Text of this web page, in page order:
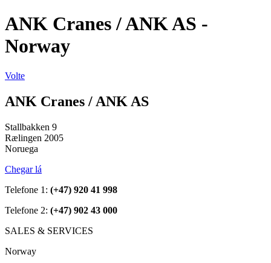
ANK Cranes / ANK AS -
Norway
Volte
ANK Cranes / ANK AS
Stallbakken 9
Rælingen 2005
Noruega
Chegar lá
Telefone 1: (+47) 920 41 998
Telefone 2: (+47) 902 43 000
SALES & SERVICES
Norway